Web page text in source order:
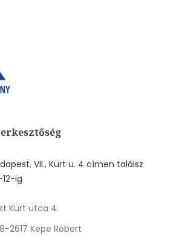
VII., Kürt u. 4 címen találsz
ig
Kürt utca 4.
2617 Kepe Róbert